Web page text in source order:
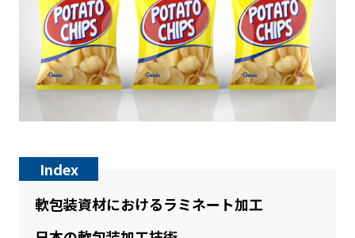
Index
軟包装資材におけるラミネート加工